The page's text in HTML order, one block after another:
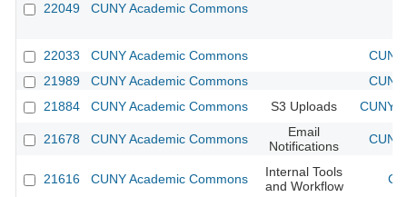
22049 CUNY Academic Commons
22033 CUNY Academic Commons
21989
CUNY Academic Commons
21884
CUNY Academic Commons S3 Uploads CUNY
21678 CUNY Academic Commons
Email
Notifications
21616 CUNY Academic Commons
Internal Tools
and Workflow